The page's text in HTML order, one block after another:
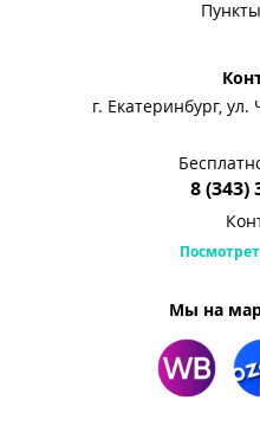
г. Екатеринбург,
8 (343)
Мы на